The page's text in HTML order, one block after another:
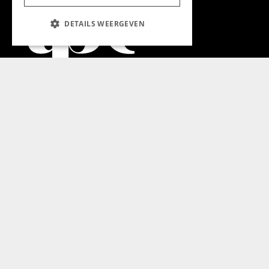
DETAILS WEERGEVEN